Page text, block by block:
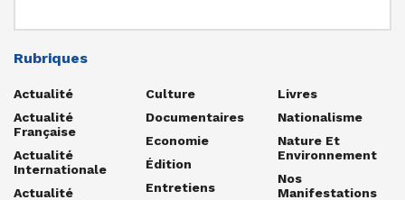
Rubriques
Actualité
Actualité
Française
Actualité
Internationale
Actualité
Culture
Documentaires
Economie
Édition
Entretiens
Livres
Nationalisme
Nature Et
Environnement
Nos
Manifestations